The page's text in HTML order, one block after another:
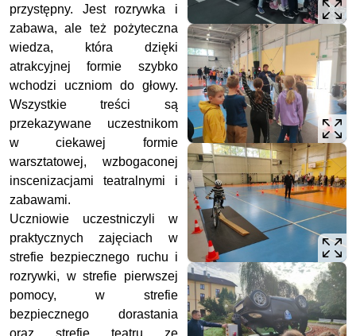
przystępny. Jest rozrywka i
zabawa, ale też pożyteczna
wiedza, która dzięki
atrakcyjnej formie szybko
wchodzi uczniom do głowy.
Wszystkie treści są
przekazywane uczestnikom
w ciekawej formie
warsztatowej, wzbogaconej
inscenizacjami teatralnymi i
zabawami.
Uczniowie uczestniczyli w
praktycznych zajęciach w
strefie bezpiecznego ruchu i
rozrywki, w strefie pierwszej
pomocy, w strefie
bezpiecznego dorastania
oraz strefie teatru ze